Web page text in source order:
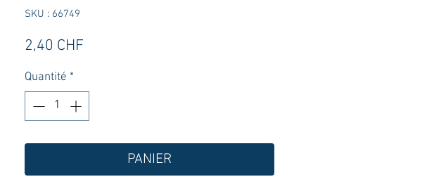
SKU : 66749
2,40 CHF
Quantité *
PANIER